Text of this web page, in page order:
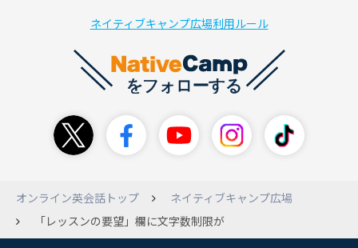
ネイティブキャンプ広場利用ルール
オンライン英会話トップ
ネイティブキャンプ広場
「レッスンの要望」欄に文字数制限が